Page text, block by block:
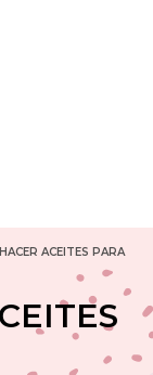
HACER ACEITES PARA